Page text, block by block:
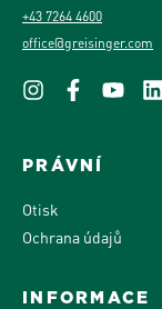
+43 7264 4600
office@greisinger.com
PRÁVNÍ
Otisk
Ochrana údajů
INFORMACE